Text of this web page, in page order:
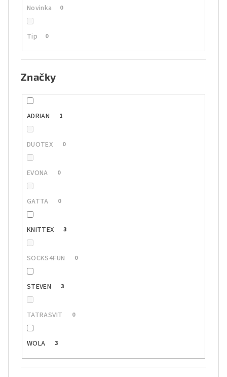
Novinka 0
Tip 0
Značky
ADRIAN 1
DUOTEX 0
EVONA 0
GATTA 0
KNITTEX 3
SOCKS4FUN 0
STEVEN 3
TATRASVIT 0
WOLA 3